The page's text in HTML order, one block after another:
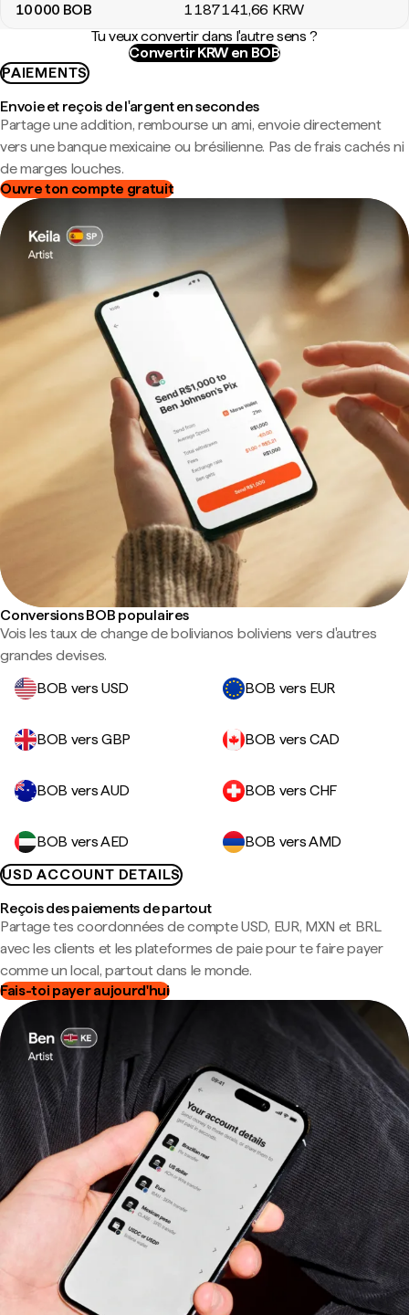
10 000 BOB 1 187 141,66 KRW
Tu veux convertir dans l'autre sens ?
Convertir KRW en BOB
PAIEMENTS
Envoie et reçois de l'argent en secondes
Partage une addition, rembourse un ami, envoie directement
vers une banque mexicaine ou brésilienne. Pas de frais cachés ni
de marges louches.
Ouvre ton compte gratuit
Conversions BOB populaires
Vois les taux de change de bolivianos boliviens vers d'autres
grandes devises.
BOB vers USD
BOB vers EUR
BOB vers GBP BOB vers CAD
BOB vers AUD BOB vers CHF
BOB vers AED
BOB vers AMD
USD ACCOUNT DETAILS
Reçois des paiements de partout
Partage tes coordonnées de compte USD, EUR, MXN et BRL
avec les clients et les plateformes de paie pour te faire payer
comme un local, partout dans le monde.
Fais-toi payer aujourd'hui